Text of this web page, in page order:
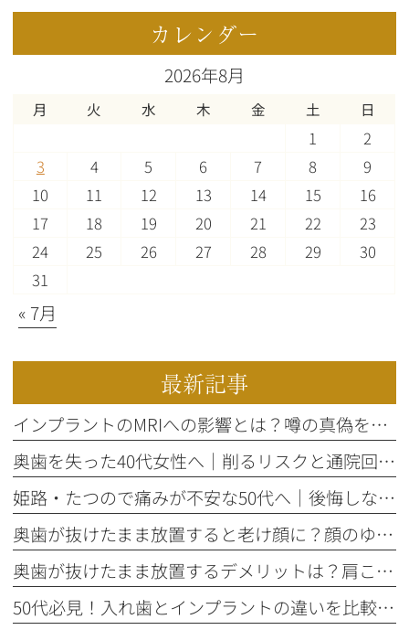
カレンダー
2026年8月
月 火 水 木 金 土 日
1
2
3
4 5 6 7 8
9
10
11 12 13 14 15
16
17
18 19 20 21 22
23
24
25 26 27 28 29
30
31
« 7月
最新記事
インプラントのMRIへの影響とは？噂の真偽を歯科医師が解説
奥歯を失った40代女性へ｜削るリスクと通院回数で選ぶ3つの治療法
姫路・たつので痛みが不安な50代へ｜後悔しないインプラント歯科選び
奥歯が抜けたまま放置すると老け顔に？顔のゆがみとたるみの関係性
奥歯が抜けたまま放置するデメリットは？肩こりや顔の歪みの原因に
50代必見！入れ歯とインプラントの違いを比較する5つの判断基準